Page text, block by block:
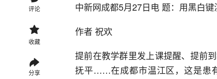
评论
收藏
分享
中新网成都5月27日电 题：用黑白
作者 祝欢
提前在教学群里发上课提醒、提前
抚平……在成都市温江区，这是患